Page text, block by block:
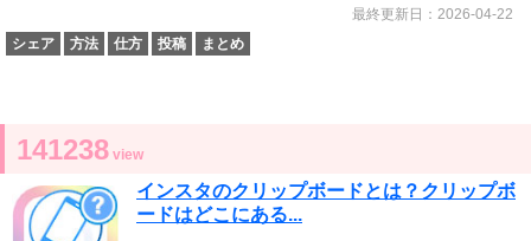
最終更新日：2026-04-22
シェア
方法 仕方 投稿 まとめ
141238 view
インスタのクリップボードとは？クリップボ
ードはどこにある...